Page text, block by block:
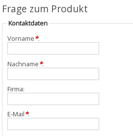
Frage zum Produkt
Kontaktdaten
Vorname*:
Nachname*:
Firma:
E-Mail*: